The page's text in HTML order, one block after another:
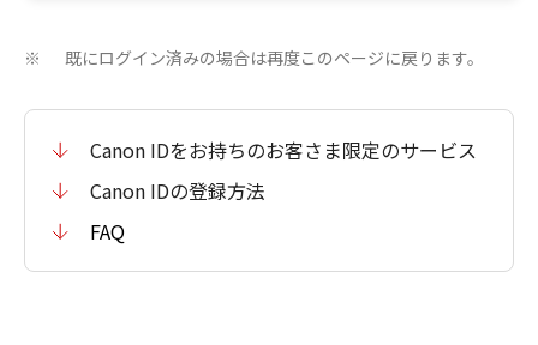
※ 既にログイン済みの場合は再度このページに戻ります。
Canon IDをお持ちのお客さま限定のサービス
Canon IDの登録方法
FAQ